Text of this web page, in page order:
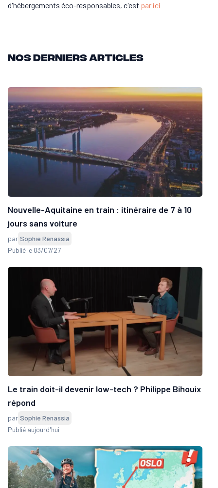
d'hébergements éco-responsables, c'est par ici
Nos derniers articles
Nouvelle-Aquitaine en train : itinéraire de 7 à 10
jours sans voiture
par Sophie Renassia
Publié le 03/07/27
Le train doit-il devenir low-tech ? Philippe Bihouix
répond
par Sophie Renassia
Publié aujourd'hui